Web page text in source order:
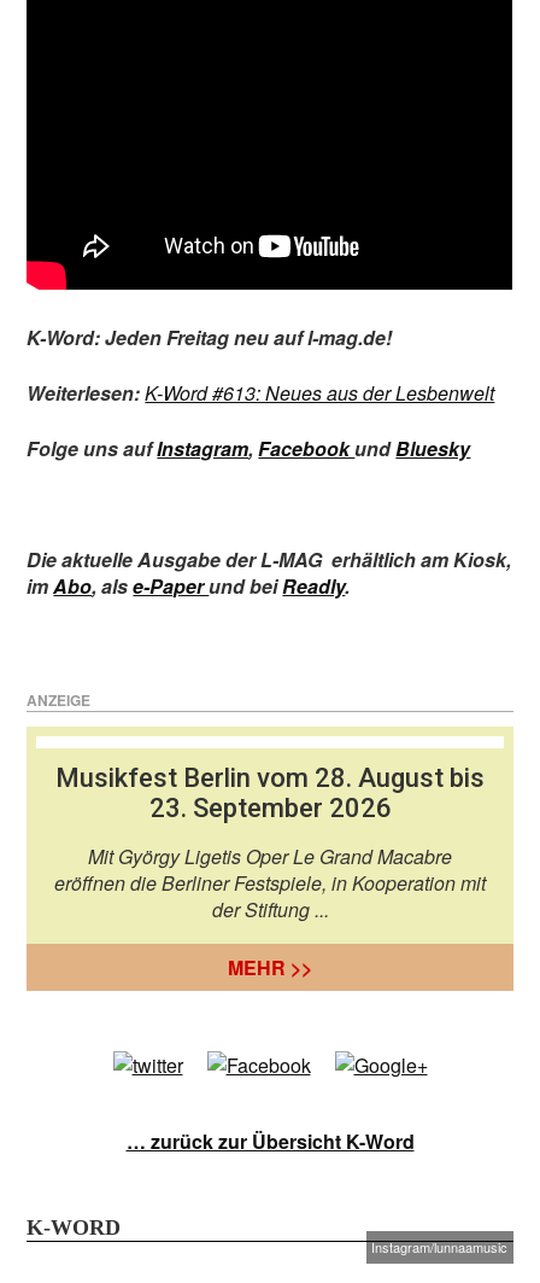
K-Word: Jeden Freitag neu auf l-mag.de!
Weiterlesen:K-Word #613: Neues aus der Lesbenwelt
Folge uns aufInstagram,FacebookundBluesky
Die aktuelle Ausgabe der L-MAG erhältlich am Kiosk,
imAbo,alse-Paperund beiReadly.
ANZEIGE
Musikfest Berlin vom 28. August bis
23. September 2026
Mit György Ligetis Oper Le Grand Macabre
eröffnen die Berliner Festspiele, in Kooperation mit
der Stiftung ...
MEHR >>
… zurück zur Übersicht K-Word
K-WORD
Instagram/lunnaamusic